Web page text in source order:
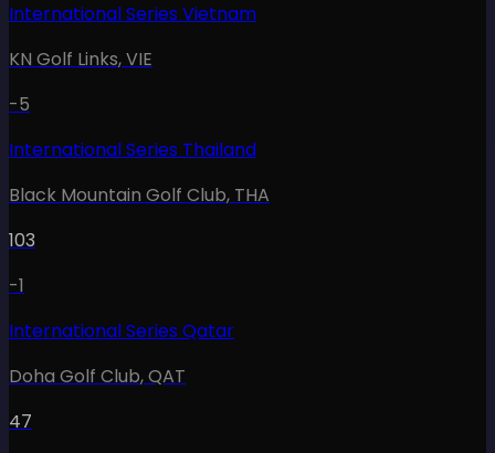
International Series Vietnam
KN Golf Links,VIE
-5
International Series Thailand
Black Mountain Golf Club, THA
103
-1
International Series Qatar
Doha Golf Club,QAT
47